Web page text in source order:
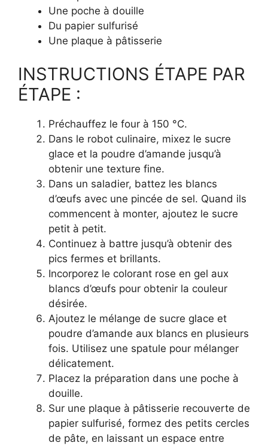
Une poche à douille
Du papier sulfurisé
Une plaque à pâtisserie
INSTRUCTIONS ÉTAPE PAR
ÉTAPE :
Préchauffez le four à 150 °C.
Dans le robot culinaire, mixez le sucre
glace et la poudre d’amande jusqu’à
obtenir une texture fine.
Dans un saladier, battez les blancs
d’œufs avec une pincée de sel. Quand ils
commencent à monter, ajoutez le sucre
petit à petit.
Continuez à battre jusqu’à obtenir des
pics fermes et brillants.
Incorporez le colorant rose en gel aux
blancs d’œufs pour obtenir la couleur
désirée.
Ajoutez le mélange de sucre glace et
poudre d’amande aux blancs en plusieurs
fois. Utilisez une spatule pour mélanger
délicatement.
Placez la préparation dans une poche à
douille.
Sur une plaque à pâtisserie recouverte de
papier sulfurisé, formez des petits cercles
de pâte, en laissant un espace entre